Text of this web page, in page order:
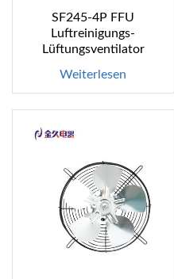
SF245-4P FFU
Luftreinigungs-
Lüftungsventilator
Weiterlesen